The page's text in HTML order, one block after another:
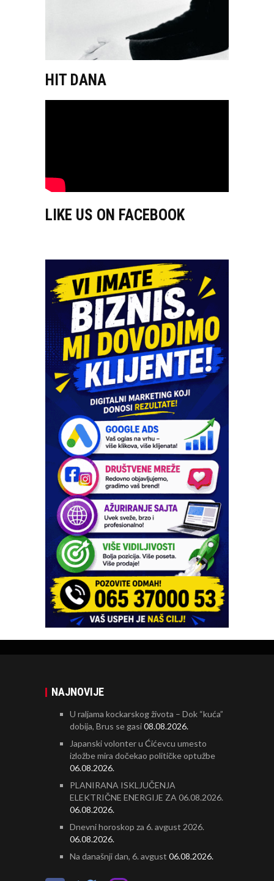
HIT DANA
LIKE US ON FACEBOOK
NAJNOVIJE
U raljama kockarskog života – Dok “kuća”
dobija, Brus se gasi08.08.2026.
Japanski volonter u Ćićevcu umesto
izložbe mira dočekao političke optužbe
06.08.2026.
PLANIRANA ISKLJUČENJA
ELEKTRIČNE ENERGIJE ZA 06.08.2026.
06.08.2026.
Dnevni horoskop za 6. avgust 2026.
06.08.2026.
Na današnji dan, 6. avgust 06.08.2026.